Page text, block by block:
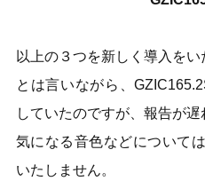
以上の３つを新しく導入をい
とは言いながら、
していたのですが、報告が遅
気になる音色などについて
いたしません。